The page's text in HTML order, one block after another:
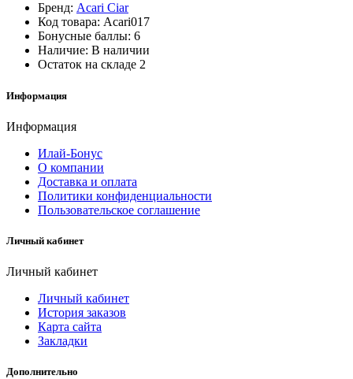
Бренд: Acari Ciar
Код товара: Acari017
Бонусные баллы: 6
Наличие: В наличии
Остаток на складе 2
Информация
Информация
Илай-Бонус
О компании
Доставка и оплата
Политики конфиденциальности
Пользовательское соглашение
Личный кабинет
Личный кабинет
Личный кабинет
История заказов
Карта сайта
Закладки
Дополнительно